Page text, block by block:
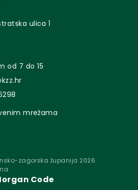
ulica 1
od 7 do 15
mrežama
zagorska županija 2026.
Code